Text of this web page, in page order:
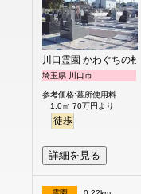
川口霊園 かわぐちの杜
埼玉県 川口市
参考価格:墓所使用料
1.0㎡ 70万円より
徒歩
詳細を見る